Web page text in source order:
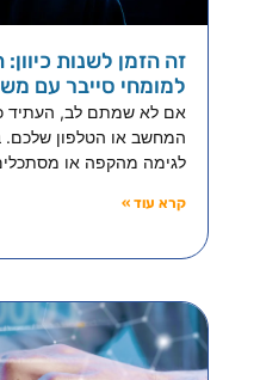
זה הזמן לשנות
למומחי סייבר עם
אם לא שמתם לב, העתיד
המחשב או הטלפון שלכם.
לגימה מהקפה או
קרא עוד »